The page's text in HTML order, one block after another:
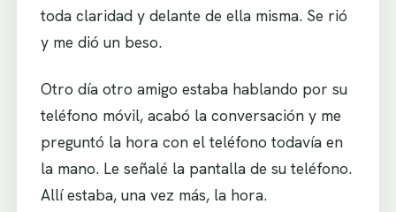
toda claridad y delante de ella misma. Se rió
y me dió un beso.
Otro día otro amigo estaba hablando por su
teléfono móvil, acabó la conversación y me
preguntó la hora con el teléfono todavía en
la mano. Le señalé la pantalla de su teléfono.
Allí estaba, una vez más, la hora.